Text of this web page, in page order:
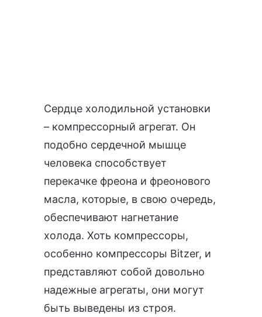
Сердце холодильной установки
– компрессорный агрегат. Он
подобно сердечной мышце
человека способствует
перекачке фреона и фреонового
масла, которые, в свою очередь,
обеспечивают нагнетание
холода. Хоть компрессоры,
особенно компрессоры Bitzer, и
представляют собой довольно
надежные агрегаты, они могут
быть выведены из строя.